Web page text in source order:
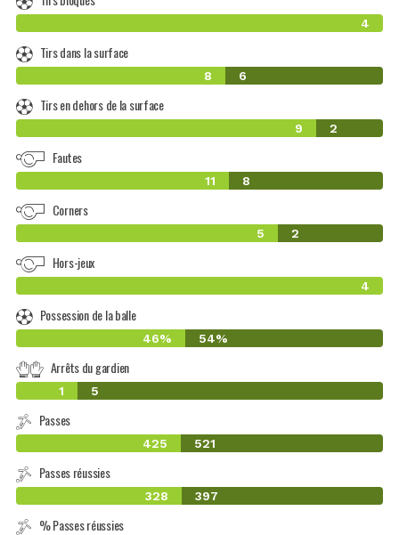
4
Tirs dans la surface
8 6
Tirs en dehors de la surface
9 2
Fautes
11 8
Corners
5 2
Hors-jeux
4
Possession de la balle
46% 54%
Arrêts du gardien
1 5
Passes
425 521
Passes réussies
328 397
% Passes réussies